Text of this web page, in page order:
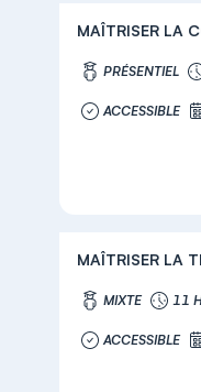
MAÎTRISER LA
PRÉSENTIEL
ACCESSIBLE
MAÎTRISER LA
MIXTE 11
ACCESSIBLE